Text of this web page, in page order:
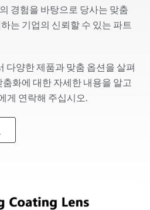
경험을 바탕으로 당사는 맞춤
는 기업의 신뢰할 수 있는 파트
다양한 제품과 맞춤 옵션을 살펴
춤화에 대한 자세한 내용을 알고
게 연락해 주십시오.